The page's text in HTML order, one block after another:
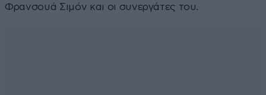
Φρανσουά Σιμόν και οι συνεργάτες του.